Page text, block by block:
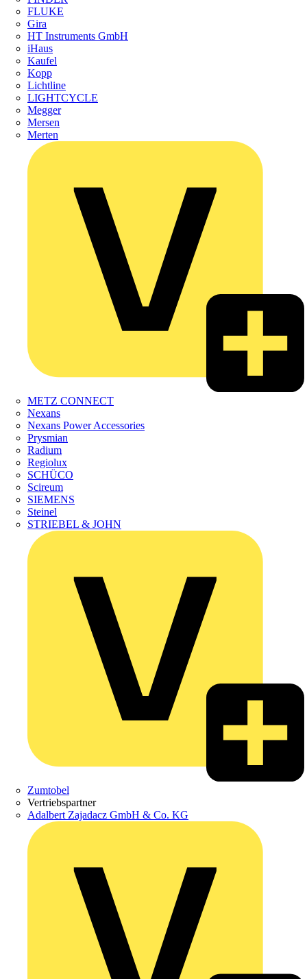
FLUKE
Gira
HT Instruments GmbH
iHaus
Kaufel
Kopp
Lichtline
LIGHTCYCLE
Megger
Mersen
Merten
METZ CONNECT
Nexans
Nexans Power Accessories
Prysmian
Radium
Regiolux
SCHÜCO
Scireum
SIEMENS
Steinel
STRIEBEL & JOHN
Zumtobel
Vertriebspartner
Adalbert Zajadacz GmbH & Co. KG